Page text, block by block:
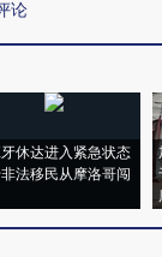
论
休达进入紧急状态
法移民从摩洛哥闯